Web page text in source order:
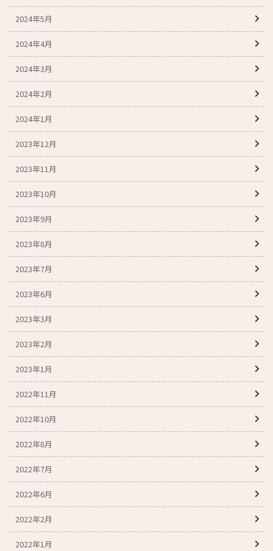
2024年5月
2024年4月
2024年3月
2024年2月
2024年1月
2023年12月
2023年11月
2023年10月
2023年9月
2023年8月
2023年7月
2023年6月
2023年3月
2023年2月
2023年1月
2022年11月
2022年10月
2022年8月
2022年7月
2022年6月
2022年2月
2022年1月